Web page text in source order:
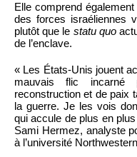
Elle comprend
des forces israéliennes
plutôt que le statu quo
de l’enclave.
« Les États-Unis jouent
mauvais flic incarné
reconstruction et de paix
la guerre. Je les vois
qui accule de plus en
Sami Hermez, analyste
à l’université